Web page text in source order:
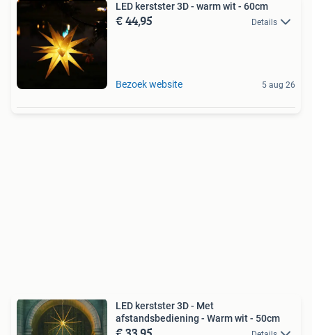
LED kerstster 3D - warm wit - 60cm
€ 44,95 Details
Bezoek website 5 aug 26
LED kerstster 3D - Met
afstandsbediening - Warm wit - 50cm